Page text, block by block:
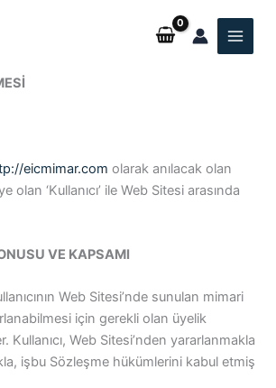
eicmimar.com olarak anılacak olan
olan ‘Kullanıcı’ ile Web Sitesi arasında
VE KAPSAMI
Web Sitesi’nde sunulan mimari
için gerekli olan üyelik
Kullanıcı, Web Sitesi’nden yararlanmakla
işbu Sözleşme hükümlerini kabul etmiş